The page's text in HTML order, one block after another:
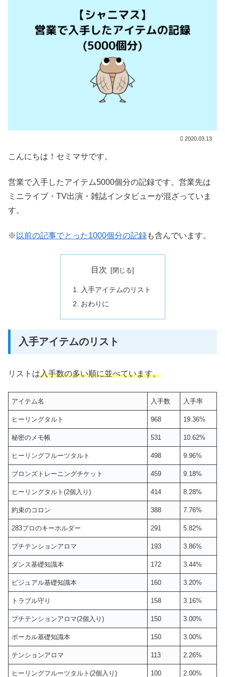
2020.03.13
こんにちは！セミマサです。
営業で入手したアイテム5000個分の記録です。営業先は
ミニライブ・TV出演・雑誌インタビューが混ざっていま
す。
※ 以前の記事でとった1000個分の記録も含んでいます。
目次
入手アイテムのリスト
おわりに
入手アイテムのリスト
リストは入手数の多い順に並べています。
アイテム名 入手数 入手率
ヒーリングタルト 968 19.36%
秘密のメモ帳 531 10.62%
ヒーリングフルーツタルト 498 9.96%
ブロンズトレーニングチケット 459 9.18%
ヒーリングタルト(2個入り) 414 8.28%
約束のコロン 388 7.76%
283プロのキーホルダー 291 5.82%
プチテンションアロマ 193 3.86%
ダンス基礎知識本 172 3.44%
ビジュアル基礎知識本 160 3.20%
トラブル守り 158 3.16%
プチテンションアロマ(2個入り) 150 3.00%
ボーカル基礎知識本 150 3.00%
テンションアロマ 113 2.26%
ヒーリングフルーツタルト(2個入り) 100 2.00%